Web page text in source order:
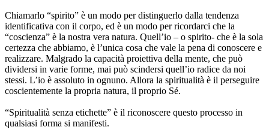
Chiamarlo “spirito” è un modo per distinguerlo dalla tendenza
identificativa con il corpo, ed è un modo per ricordarci che la
“coscienza” è la nostra vera natura. Quell’io – o spirito- che è la sola
certezza che abbiamo, è l’unica cosa che vale la pena di conoscere e
realizzare. Malgrado la capacità proiettiva della mente, che può
dividersi in varie forme, mai può scindersi quell’io radice da noi
stessi. L’io è assoluto in ognuno. Allora la spiritualità è il perseguire
coscientemente la propria natura, il proprio Sé.
“Spiritualità senza etichette” è il riconoscere questo processo in
qualsiasi forma si manifesti.